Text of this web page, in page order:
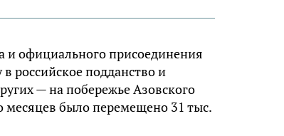
и официального присоединения
российское подданство и
— на побережье Азовского
месяцев было перемещено 31 тыс.